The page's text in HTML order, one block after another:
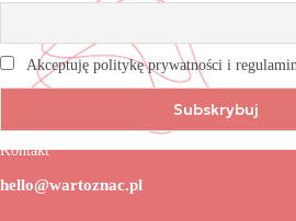
Akceptuję politykę prywatności i
Kontakt
hello@wartoznac.pl